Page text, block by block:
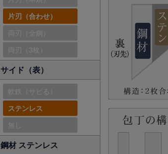
片刃（合わせ）
両刃（全鋼）
両刃（3枚）
サイド（表）
軟鉄（サビる）
ステンレス
無し
鋼材 ステンレス